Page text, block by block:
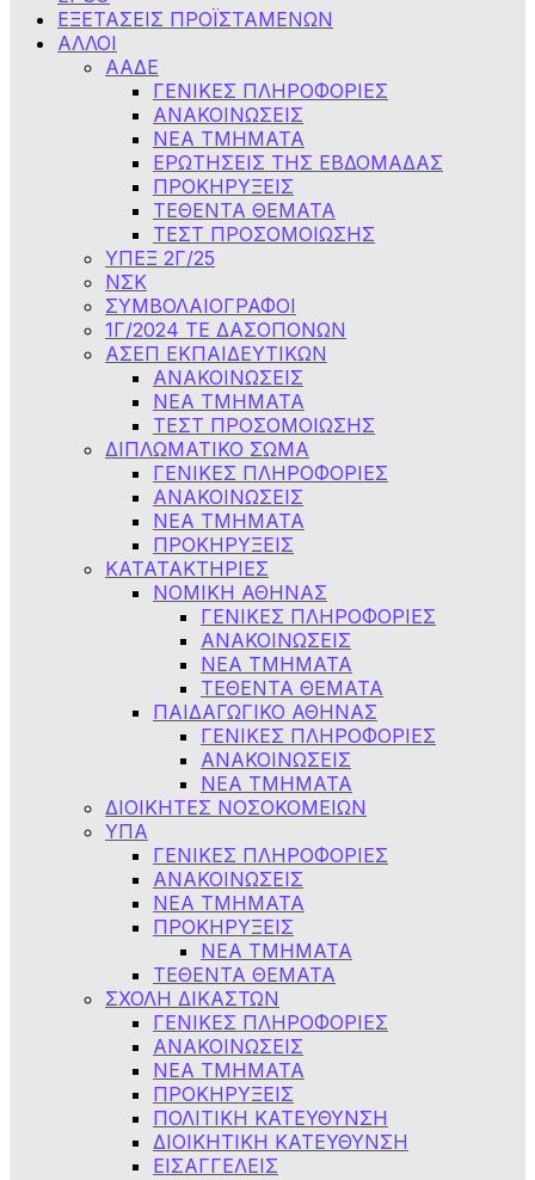
ΕΞΕΤΑΣΕΙΣ ΠΡΟΪΣΤΑΜΕΝΩΝ
ΑΛΛΟΙ
ΑΑΔΕ
ΓΕΝΙΚΕΣ ΠΛΗΡΟΦΟΡΙΕΣ
ΑΝΑΚΟΙΝΩΣΕΙΣ
NEA TMHMATA
ΕΡΩΤΗΣΕΙΣ ΤΗΣ ΕΒΔΟΜΑΔΑΣ
ΠΡΟΚΗΡΥΞΕΙΣ
ΤΕΘΕΝΤΑ ΘΕΜΑΤΑ
ΤΕΣΤ ΠΡΟΣΟΜΟΙΩΣΗΣ
ΥΠΕΞ 2Γ/25
ΝΣΚ
ΣΥΜΒΟΛΑΙΟΓΡΑΦΟΙ
1Γ/2024 ΤΕ ΔΑΣΟΠΟΝΩΝ
ΑΣΕΠ ΕΚΠΑΙΔΕΥΤΙΚΩΝ
ΑΝΑΚΟΙΝΩΣΕΙΣ
ΝΕΑ ΤΜΗΜΑΤΑ
ΤΕΣΤ ΠΡΟΣΟΜΟΙΩΣΗΣ
ΔΙΠΛΩΜΑΤΙΚΟ ΣΩΜΑ
ΓΕΝΙΚΕΣ ΠΛΗΡΟΦΟΡΙΕΣ
ΑΝΑΚΟΙΝΩΣΕΙΣ
ΝΕΑ ΤΜΗΜΑΤΑ
ΠΡΟΚΗΡΥΞΕΙΣ
ΚΑΤΑΤΑΚΤΗΡΙΕΣ
ΝΟΜΙΚΗ ΑΘΗΝΑΣ
ΓΕΝΙΚΕΣ ΠΛΗΡΟΦΟΡΙΕΣ
ΑΝΑΚΟΙΝΩΣΕΙΣ
ΝΕΑ ΤΜΗΜΑΤΑ
ΤΕΘΕΝΤΑ ΘΕΜΑΤΑ
ΠΑΙΔΑΓΩΓΙΚΟ ΑΘΗΝΑΣ
ΓΕΝΙΚΕΣ ΠΛΗΡΟΦΟΡΙΕΣ
ΑΝΑΚΟΙΝΩΣΕΙΣ
ΝΕΑ ΤΜΗΜΑΤΑ
ΔΙΟΙΚΗΤΕΣ ΝΟΣΟΚΟΜΕΙΩΝ
ΥΠΑ
ΓΕΝΙΚΕΣ ΠΛΗΡΟΦΟΡΙΕΣ
ΑΝΑΚΟΙΝΩΣΕΙΣ
NEA TMHMATA
ΠΡΟΚΗΡΥΞΕΙΣ
ΝΕΑ ΤΜΗΜΑΤΑ
ΤΕΘΕΝΤΑ ΘΕΜΑΤΑ
ΣΧΟΛΗ ΔΙΚΑΣΤΩΝ
ΓΕΝΙΚΕΣ ΠΛΗΡΟΦΟΡΙΕΣ
ΑΝΑΚΟΙΝΩΣΕΙΣ
ΝΕΑ ΤΜΗΜΑΤΑ
ΠΡΟΚΗΡΥΞΕΙΣ
ΠΟΛΙΤΙΚΗ ΚΑΤΕΥΘΥΝΣΗ
ΔΙΟΙΚΗΤΙΚΗ ΚΑΤΕΥΘΥΝΣΗ
ΕΙΣΑΓΓΕΛΕΙΣ